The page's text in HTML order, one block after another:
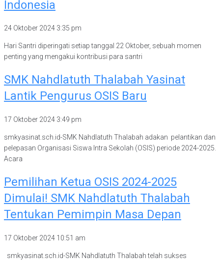
Indonesia
24 Oktober 2024 3:35 pm
Hari Santri diperingati setiap tanggal 22 Oktober, sebuah momen
penting yang mengakui kontribusi para santri
SMK Nahdlatuth Thalabah Yasinat
Lantik Pengurus OSIS Baru
17 Oktober 2024 3:49 pm
smkyasinat.sch.id-SMK Nahdlatuth Thalabah adakan pelantikan dan
pelepasan Organisasi Siswa Intra Sekolah (OSIS) periode 2024-2025.
Acara
Pemilihan Ketua OSIS 2024-2025
Dimulai! SMK Nahdlatuth Thalabah
Tentukan Pemimpin Masa Depan
17 Oktober 2024 10:51 am
smkyasinat.sch.id-SMK Nahdlatuth Thalabah telah sukses